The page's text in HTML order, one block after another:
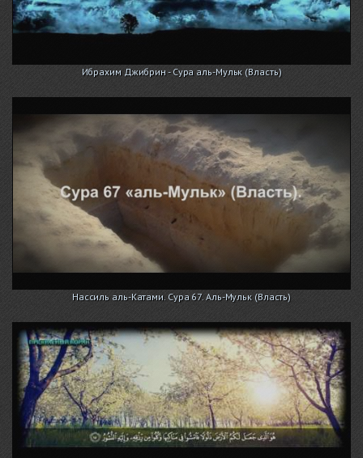
Ибрахим Джибрин - Сура аль-Мульк (Власть)
Нассиль аль-Катами. Сура 67. Аль-Мульк (Власть)